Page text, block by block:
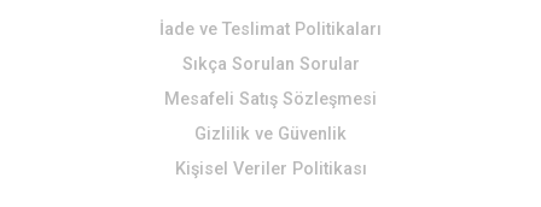
İade ve Teslimat Politikaları
Sıkça Sorulan Sorular
Mesafeli Satış Sözleşmesi
Gizlilik ve Güvenlik
Kişisel Veriler Politikası